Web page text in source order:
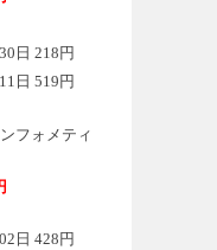
日 218円
日 519円
フォメティ
日 428円